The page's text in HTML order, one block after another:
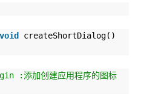
void createShortDialog()
:添加创建应用程序的图标